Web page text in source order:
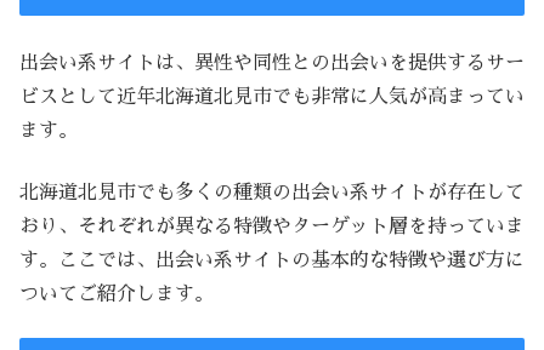
出会い系サイトは、異性や同性との出会いを提供するサー
ビスとして近年北海道北見市でも非常に人気が高まってい
ます。
北海道北見市でも多くの種類の出会い系サイトが存在して
おり、それぞれが異なる特徴やターゲット層を持っていま
す。ここでは、出会い系サイトの基本的な特徴や選び方に
ついてご紹介します。